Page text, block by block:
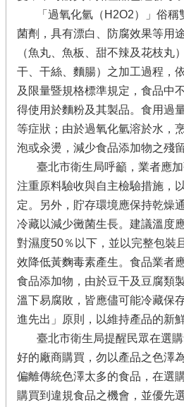
「過氧化氫（H2O2）」俗稱
菌劑，具有漂白、防腐效果等用
（魚丸、魚板、甜不辣及花枝丸
干、干絲、麵腸）之加工過程，
及限量暨規格標準規定，食品中
得使用於麵粉及其製品。食用過
等症狀；由於過氧化氫溶於水，
泡或汆燙，減少食品添加物之殘留
臺北市衛生局呼籲，業者應加
注重原料驗收與自主檢驗措施，
定。另外，貯存環境應保持乾燥
冷藏以減少黴菌生長。建議溫度
對濕度50％以下，並以完整包裝
效降低黃麴毒素產生。食品業者
食品添加物，由於豆干及豆腐類
溫下易腐敗，皆應儘可能冷藏保
進先出」原則，以維持產品的新
臺北市衛生局提醒民眾在選購
好的廠商購買，勿以產品之色澤
偏離傳統色澤太多的食品，在選
購買到違規食品之機會，並優先